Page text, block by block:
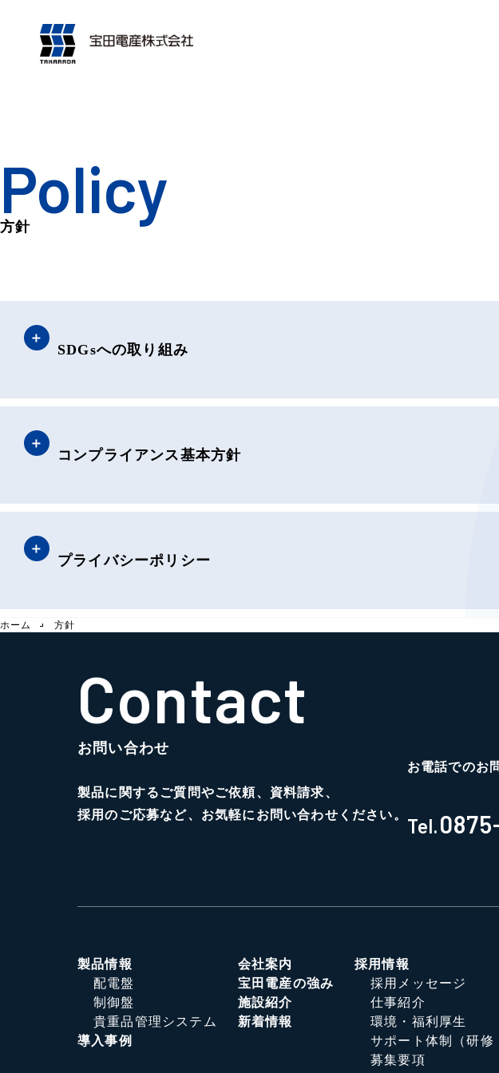
Policy
方針
SDGsへの取り組み
コンプライアンス基本方針
プライバシーポリシー
ホーム 方針
Contact
お問い合わせ
製品に関するご質問やご依頼、資料請求、
採用のご応募など、お気軽にお問い合わせください。
お電話でのお
Tel.
製品情報
配電盤
制御盤
貴重品管理システム
導入事例
会社案内
宝田電産の強み
施設紹介
新着情報
採用情報
採用メッセージ
仕事紹介
環境・福利厚生
サポート体制（研修
募集要項